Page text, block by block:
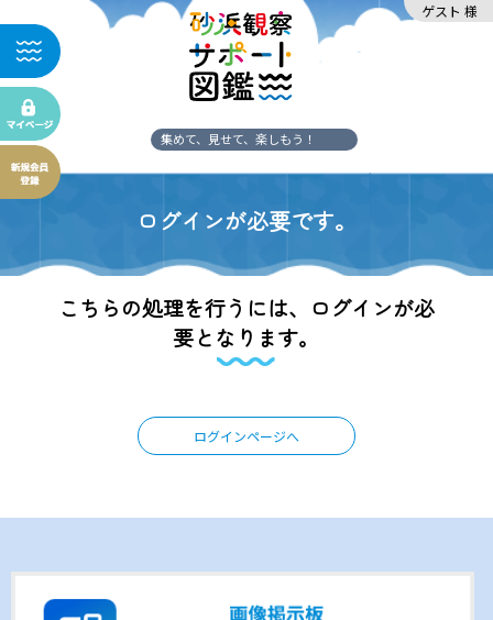
集めて、見せて、楽しもう！
ゲスト 様
ログインが必要です。
こちらの処理を行うには、ログインが必
要となります。
ログインページへ